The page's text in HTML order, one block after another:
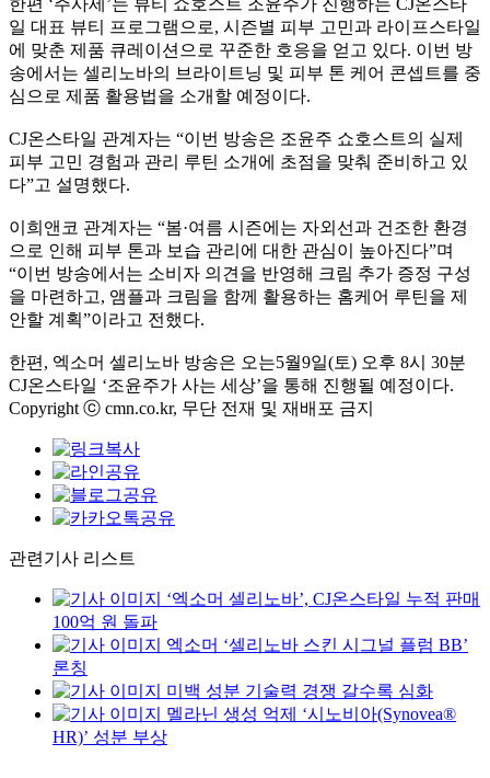
한편 ‘주사세’는 뷰티 쇼호스트 조윤주가 진행하는 CJ온스타
일 대표 뷰티 프로그램으로, 시즌별 피부 고민과 라이프스타일
에 맞춘 제품 큐레이션으로 꾸준한 호응을 얻고 있다. 이번 방
송에서는 셀리노바의 브라이트닝 및 피부 톤 케어 콘셉트를 중
심으로 제품 활용법을 소개할 예정이다.
CJ온스타일 관계자는 “이번 방송은 조윤주 쇼호스트의 실제
피부 고민 경험과 관리 루틴 소개에 초점을 맞춰 준비하고 있
다”고 설명했다.
이희앤코 관계자는 “봄·여름 시즌에는 자외선과 건조한 환경
으로 인해 피부 톤과 보습 관리에 대한 관심이 높아진다”며
“이번 방송에서는 소비자 의견을 반영해 크림 추가 증정 구성
을 마련하고, 앰플과 크림을 함께 활용하는 홈케어 루틴을 제
안할 계획”이라고 전했다.
한편, 엑소머 셀리노바 방송은 오는5월9일(토) 오후 8시 30분
CJ온스타일 ‘조윤주가 사는 세상’을 통해 진행될 예정이다.
Copyright ⓒ cmn.co.kr, 무단 전재 및 재배포 금지
관련기사 리스트
‘엑소머 셀리노바’, CJ온스타일 누적 판매
100억 원 돌파
엑소머 ‘셀리노바 스킨 시그널 플럼 BB’
론칭
미백 성분 기술력 경쟁 갈수록 심화
멜라닌 생성 억제 ‘시노비아(Synovea®
HR)’ 성분 부상